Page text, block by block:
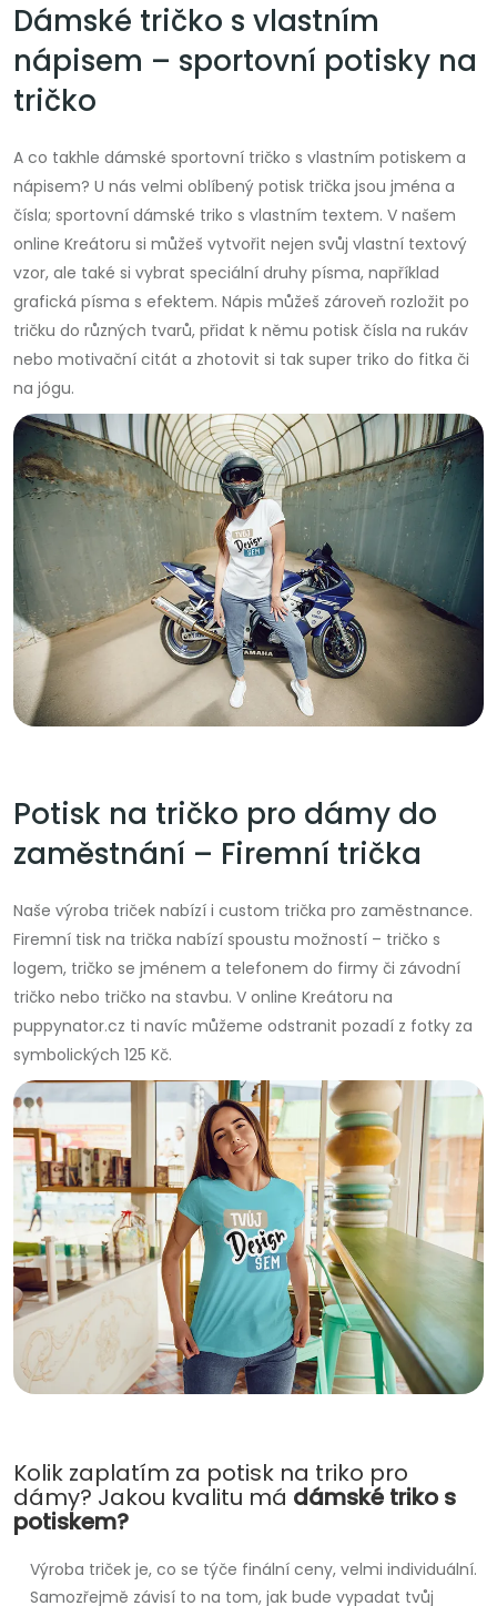
Dámské tričko s vlastním
nápisem – sportovní potisky na
tričko
A co takhle dámské sportovní tričko s vlastním potiskem a
nápisem? U nás velmi oblíbený potisk trička jsou jména a
čísla; sportovní dámské triko s vlastním textem. V našem
online Kreátoru si můžeš vytvořit nejen svůj vlastní textový
vzor, ale také si vybrat speciální druhy písma, například
grafická písma s efektem. Nápis můžeš zároveň rozložit po
tričku do různých tvarů, přidat k němu potisk čísla na rukáv
nebo motivační citát a zhotovit si tak super triko do fitka či
na jógu.
Potisk na tričko pro dámy do
zaměstnání – Firemní trička
Naše výroba triček nabízí i custom trička pro zaměstnance.
Firemní tisk na trička nabízí spoustu možností – tričko s
logem, tričko se jménem a telefonem do firmy či závodní
tričko nebo tričko na stavbu. V online Kreátoru na
puppynator.cz ti navíc můžeme odstranit pozadí z fotky za
symbolických 125 Kč.
Kolik zaplatím za potisk na triko pro
dámy? Jakou kvalitu má dámské triko s
potiskem?
Výroba triček je, co se týče finální ceny, velmi individuální.
Samozřejmě závisí to na tom, jak bude vypadat tvůj